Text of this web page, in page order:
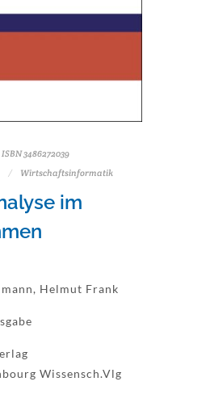
ISBN 3486272039
Wirtschaftsinformatik
im
Helmut Frank
Wissensch.Vlg